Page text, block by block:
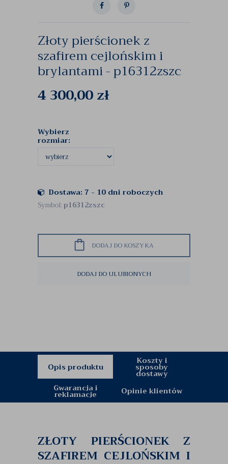
Złoty pierścionek z
szafirem cejlońskim i
brylantami - p16312zszc
4 300,00zł
Wybierz
rozmiar:
Dostawa: 7 - 10 dni roboczych
Symbol:p16312zszc
DODAJ DO KOSZYKA
DODAJ DO ULUBIONYCH
Opis produktu
Koszty i
sposoby
dostawy
Gwarancja i
reklamacje Opinie klientów
ZŁOTY PIERŚCIONEK Z
SZAFIREM CEJLOŃSKIM I